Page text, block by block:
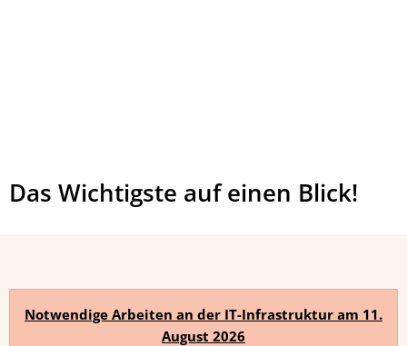
Das Wichtigste auf einen Blick!
Notwendige Arbeiten an der IT-Infrastruktur am 11.
August 2026